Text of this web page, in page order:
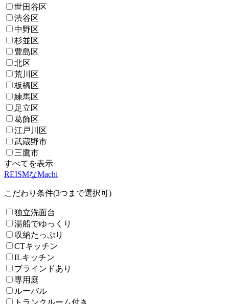
世田谷区
渋谷区
中野区
杉並区
豊島区
北区
荒川区
板橋区
練馬区
足立区
葛飾区
江戸川区
武蔵野市
三鷹市
すべてを表示
REISMなMachi
こだわり条件(3つまで選択可)
独立洗面台
湯船でゆっくり
収納たっぷり
CTキッチン
ILキッチン
ブラインドあり
専用庭
ルーバル
トランクルーム付き